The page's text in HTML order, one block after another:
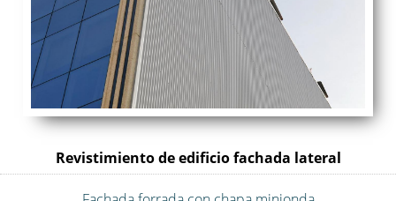
Revistimiento de edificio fachada lateral